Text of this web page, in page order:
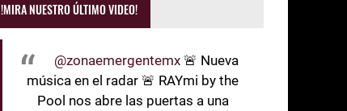
!MIRA NUESTRO ÚLTIMO VIDEO!
@zonaemergentemx 🚨 Nueva
música en el radar 🚨 RAYmi by the
Pool nos abre las puertas a una